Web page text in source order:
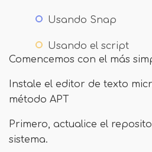
Usando Snap
Usando el script
Comencemos con el más
Instale el editor de texto
método APT
Primero, actualice el
sistema.